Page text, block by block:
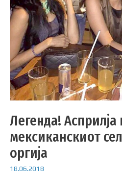
Легенда! Асприлја
мексиканскиот
оргија
18.06.2018